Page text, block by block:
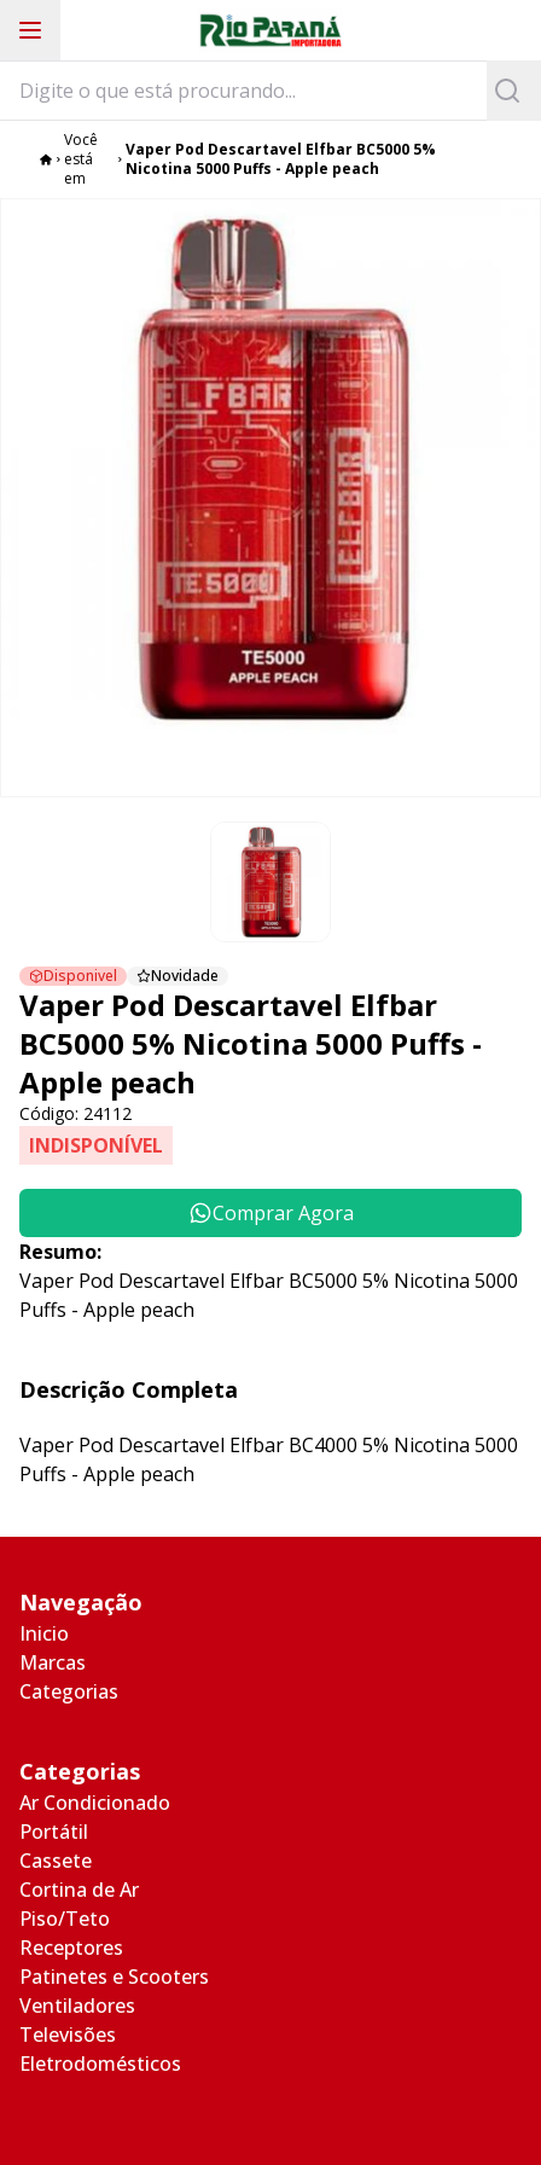
Você
está
em
Vaper Pod Descartavel Elfbar BC5000 5%
Nicotina 5000 Puffs - Apple peach
Disponivel Novidade
Vaper Pod Descartavel Elfbar
BC5000 5% Nicotina 5000 Puffs -
Apple peach
Código: 24112
INDISPONÍVEL
Comprar Agora
Resumo:
Vaper Pod Descartavel Elfbar BC5000 5% Nicotina 5000
Puffs - Apple peach
Descrição Completa
Vaper Pod Descartavel Elfbar BC4000 5% Nicotina 5000
Puffs - Apple peach
Navegação
Inicio
Marcas
Categorias
Categorias
Ar Condicionado
Portátil
Cassete
Cortina de Ar
Piso/Teto
Receptores
Patinetes e Scooters
Ventiladores
Televisões
Eletrodomésticos